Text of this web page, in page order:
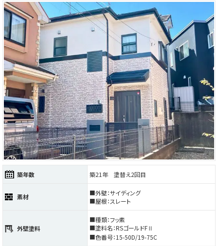
築年数 築21年 塗替え2回目
素材
■外壁：サイディング
■屋根：スレート
外壁塗料
■種類：フッ素
■塗料名：RSゴールドFⅡ
■色番号：15-50D/19-75C